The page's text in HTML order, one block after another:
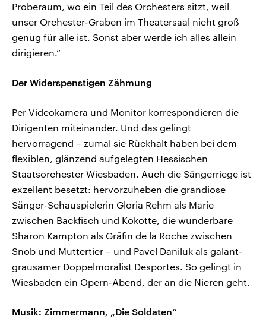
Proberaum, wo ein Teil des Orchesters sitzt, weil
unser Orchester-Graben im Theatersaal nicht groß
genug für alle ist. Sonst aber werde ich alles allein
dirigieren.“
Der Widerspenstigen Zähmung
Per Videokamera und Monitor korrespondieren die
Dirigenten miteinander. Und das gelingt
hervorragend – zumal sie Rückhalt haben bei dem
flexiblen, glänzend aufgelegten Hessischen
Staatsorchester Wiesbaden. Auch die Sängerriege ist
exzellent besetzt: hervorzuheben die grandiose
Sänger-Schauspielerin Gloria Rehm als Marie
zwischen Backfisch und Kokotte, die wunderbare
Sharon Kampton als Gräfin de la Roche zwischen
Snob und Muttertier – und Pavel Daniluk als galant-
grausamer Doppelmoralist Desportes. So gelingt in
Wiesbaden ein Opern-Abend, der an die Nieren geht.
Musik: Zimmermann, „Die Soldaten“